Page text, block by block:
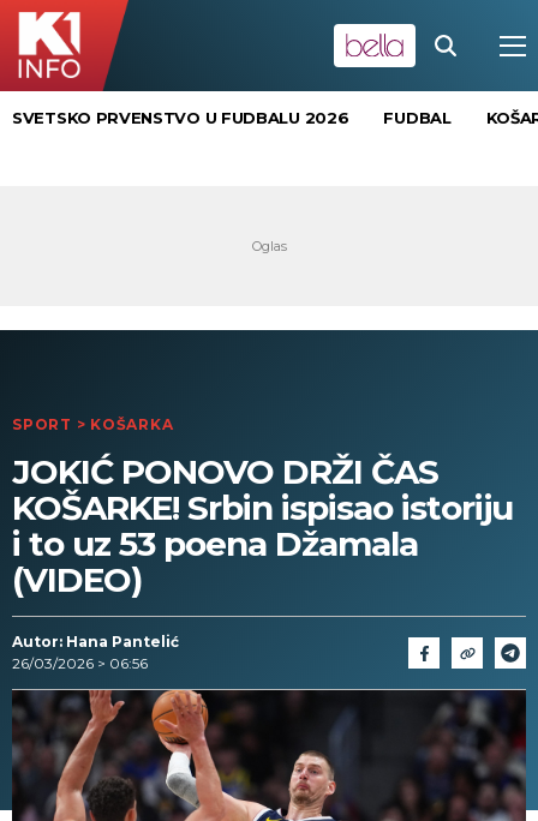
SVETSKO PRVENSTVO U FUDBALU 2026 FUDBAL
SPORT > KOŠARKA
JOKIĆ PONOVO DRŽI ČAS
KOŠARKE! Srbin ispisao istoriju
i to uz 53 poena Džamala
(VIDEO)
Autor: Hana Pantelić
26/03/2026 > 06:56